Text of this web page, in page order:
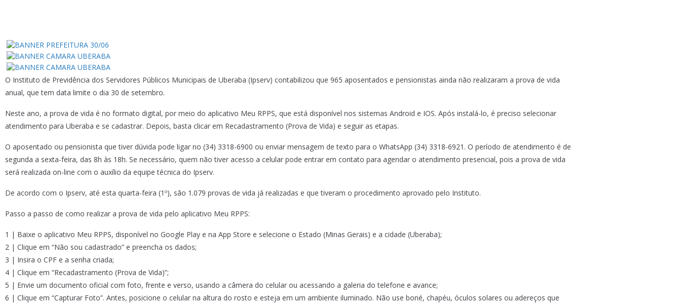
O Instituto de Previdência dos Servidores Públicos Municipais de Uberaba (Ipserv) contabilizou que 965 aposentados e pensionistas ainda não realizaram a prova de vida
anual, que tem data limite o dia 30 de setembro.
Neste ano, a prova de vida é no formato digital, por meio do aplicativo Meu RPPS, que está disponível nos sistemas Android e IOS. Após instalá-lo, é preciso selecionar
atendimento para Uberaba e se cadastrar. Depois, basta clicar em Recadastramento (Prova de Vida) e seguir as etapas.
O aposentado ou pensionista que tiver dúvida pode ligar no (34) 3318-6900 ou enviar mensagem de texto para o WhatsApp (34) 3318-6921. O período de atendimento é de
segunda a sexta-feira, das 8h às 18h. Se necessário, quem não tiver acesso a celular pode entrar em contato para agendar o atendimento presencial, pois a prova de vida
será realizada on-line com o auxílio da equipe técnica do Ipserv.
De acordo com o Ipserv, até esta quarta-feira (1º), são 1.079 provas de vida já realizadas e que tiveram o procedimento aprovado pelo Instituto.
Passo a passo de como realizar a prova de vida pelo aplicativo Meu RPPS:
1 | Baixe o aplicativo Meu RPPS, disponível no Google Play e na App Store e selecione o Estado (Minas Gerais) e a cidade (Uberaba);
2 | Clique em “Não sou cadastrado” e preencha os dados;
3 | Insira o CPF e a senha criada;
4 | Clique em “Recadastramento (Prova de Vida)”;
5 | Envie um documento oficial com foto, frente e verso, usando a câmera do celular ou acessando a galeria do telefone e avance;
6 | Clique em “Capturar Foto”. Antes, posicione o celular na altura do rosto e esteja em um ambiente iluminado. Não use boné, chapéu, óculos solares ou adereços que